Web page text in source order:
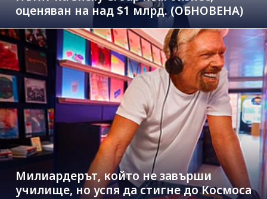
оценяван на над $1 млрд. (ОБНОВЕНА)
Милиардерът, който не завърши
училище, но успя да стигне до Космоса